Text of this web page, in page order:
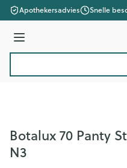
Ga naar de inhoud
Apothekersadvies Snelle
Menu
Botalux 70 Panty
N3